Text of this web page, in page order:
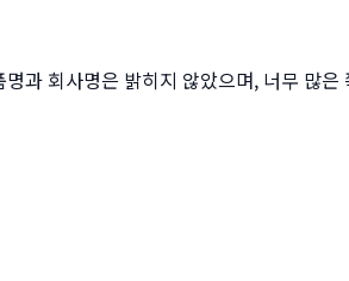
과 회사명은 밝히지 않았으며, 너무 많은